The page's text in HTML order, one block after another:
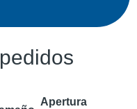
Apertura